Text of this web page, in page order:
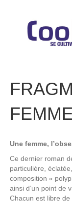
Une femme,
Ce dernier roman
particulière,
composition «
ainsi d’un point de
Chacun est libre de